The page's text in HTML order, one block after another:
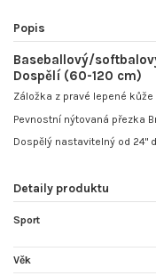
Popis
Baseballový/
Dospělí (60-120 cm)
Záložka z pravé lepené kůže
Pevnostní nýtovaná přezka
Dospělý nastavitelný od 24"
Detaily produktu
Sport
Věk